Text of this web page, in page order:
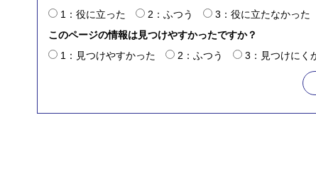
1：役に立った
2：ふつう
3：役に立たなかった
このページの情報は見つけやすかったですか？
1：見つけやすかった
2：ふつう 3：見つけにく